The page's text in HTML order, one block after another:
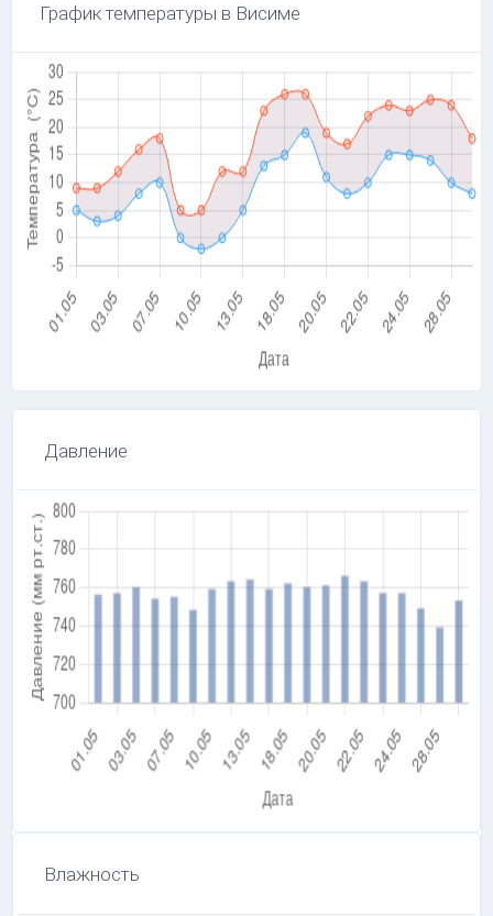
График температуры в Висиме
Давление
Влажность